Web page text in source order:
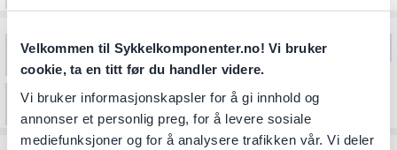
Velkommen til Sykkelkomponenter.no! Vi bruker
cookie, ta en titt før du handler videre.
Vi bruker informasjonskapsler for å gi innhold og
annonser et personlig preg, for å levere sosiale
mediefunksjoner og for å analysere trafikken vår. Vi deler